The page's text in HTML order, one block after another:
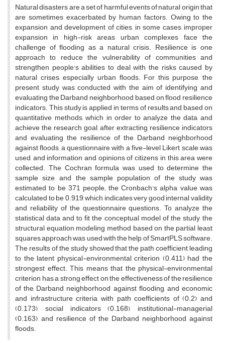
Natural disasters are a set of harmful events of natural origin that
are sometimes exacerbated by human factors. Owing to the
expansion and development of cities, in some cases, improper
expansion in high-risk areas, urban complexes face the
challenge of flooding as a natural crisis. Resilience is one
approach to reduce the vulnerability of communities and
strengthen people's abilities to deal with the risks caused by
natural crises, especially urban floods. For this purpose, the
present study was conducted with the aim of identifying and
evaluating the Darband neighborhood based on flood resilience
indicators. This study is applied in terms of results and based on
quantitative methods, which in order to analyze the data and
achieve the research goal, after extracting resilience indicators
and evaluating the resilience of the Darband neighborhood
against floods, a questionnaire with a five-level Likert scale was
used, and information and opinions of citizens in this area were
collected. The Cochran formula was used to determine the
sample size, and the sample population of the study was
estimated to be 371 people; the Cronbach's alpha value was
calculated to be 0.919, which indicates very good internal validity
and reliability of the questionnaire questions. To analyze the
statistical data and to fit the conceptual model of the study, the
structural equation modeling method based on the partial least
squares approach was used with the help of SmartPLS software.
The results of the study showed that the path coefficient leading
to the latent physical-environmental criterion (0.411) had the
strongest effect. This means that the physical-environmental
criterion has a strong effect on the effectiveness of the resilience
of the Darband neighborhood against flooding, and economic
and infrastructure criteria with path coefficients of (0.2) and
(0.173), social indicators (0.168), institutional-managerial
(0.163), and resilience of the Darband neighborhood against
floods.